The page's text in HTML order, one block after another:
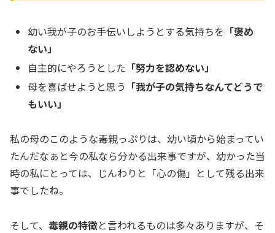
幼い我が子のお手伝いしようとする気持ちを 「褒め
ない」
自主的にやろうとした 「努力を認めない」
母を喜ばせようと思う 「我が子の気持ちなんてどうで
もいい」
私の母のこのような毒親っぷりは、幼い頃から始まってい
たんだなぁと今の私なら分かる出来事ですが、幼かった当
時の私にとっては、じんわりと「心の傷」として残る出来
事でしたね。
そして、 毒親の特徴と言われるものは多々ありますが、そ